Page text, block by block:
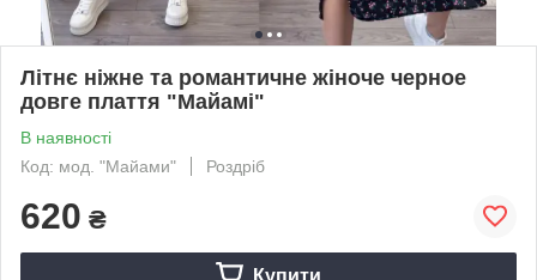
Літнє ніжне та романтичне жіноче черное
довге плаття "Майамі"
В наявності
Код: мод. "Майами"
Роздріб
620 ₴
Купити